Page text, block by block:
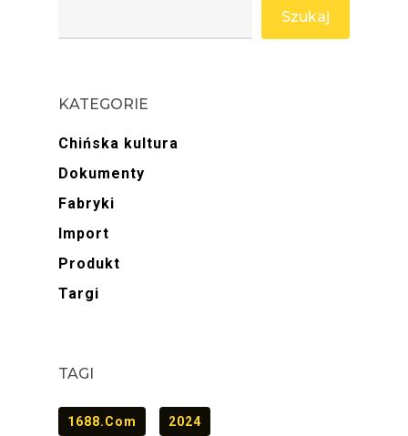
Szukaj
KATEGORIE
Chińska kultura
Dokumenty
Fabryki
Import
Produkt
Targi
TAGI
1688.com 2024